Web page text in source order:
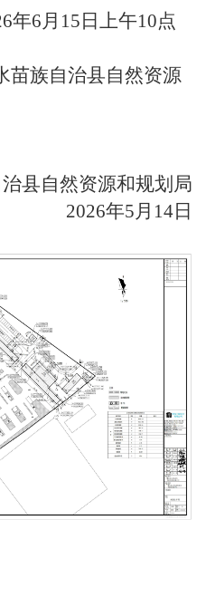
年6月15日上午10点
苗族自治县自然资源
县自然资源和规划局
2026年5月14日